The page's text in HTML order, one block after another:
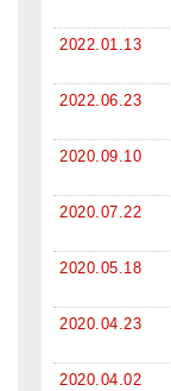
2022.01.13
2022.06.23
2020.09.10
2020.07.22
2020.05.18
2020.04.23
2020.04.02